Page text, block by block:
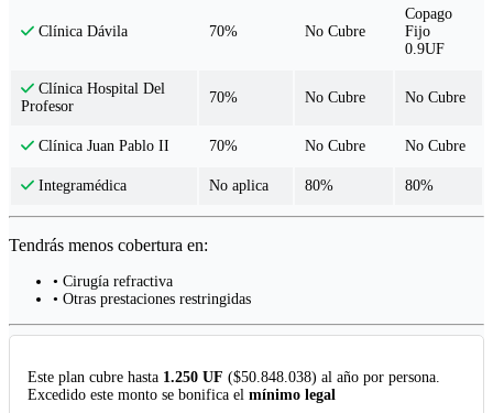
Clínica Dávila 70% No Cubre
Copago
Fijo
0.9UF
Clínica Hospital Del
Profesor
70% No Cubre No Cubre
Clínica Juan Pablo II 70% No Cubre No Cubre
Integramédica No aplica 80% 80%
Tendrás menos cobertura en:
• Cirugía refractiva
• Otras prestaciones restringidas
Este plan cubre hasta 1.250 UF ($50.848.038) al año por persona.
Excedido este monto se bonifica el mínimo legal